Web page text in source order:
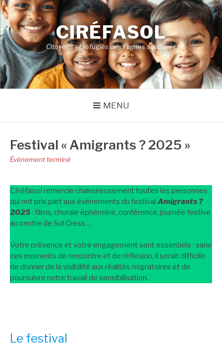
Aller
au
contenu
CIRÉFASOL
Citoyens et réfugiés des Fagnes solidaires
MENU
Festival « Amigrants ? 2025 »
Évènement terminé
Ciréfasolremercie chaleureusement toutes les personnes
qui ont pris part aux événements du festival Amigrants ?
2025: films, chorale éphémère, conférence, journée festive
au centre de Sol Cress…
Votre présence et votre engagement sont essentiels : sans
ces moments de rencontre et de réflexion, il serait difficile
de donner de la visibilité aux réalités migratoires et de
poursuivre notre travail de sensibilisation.
Le festival